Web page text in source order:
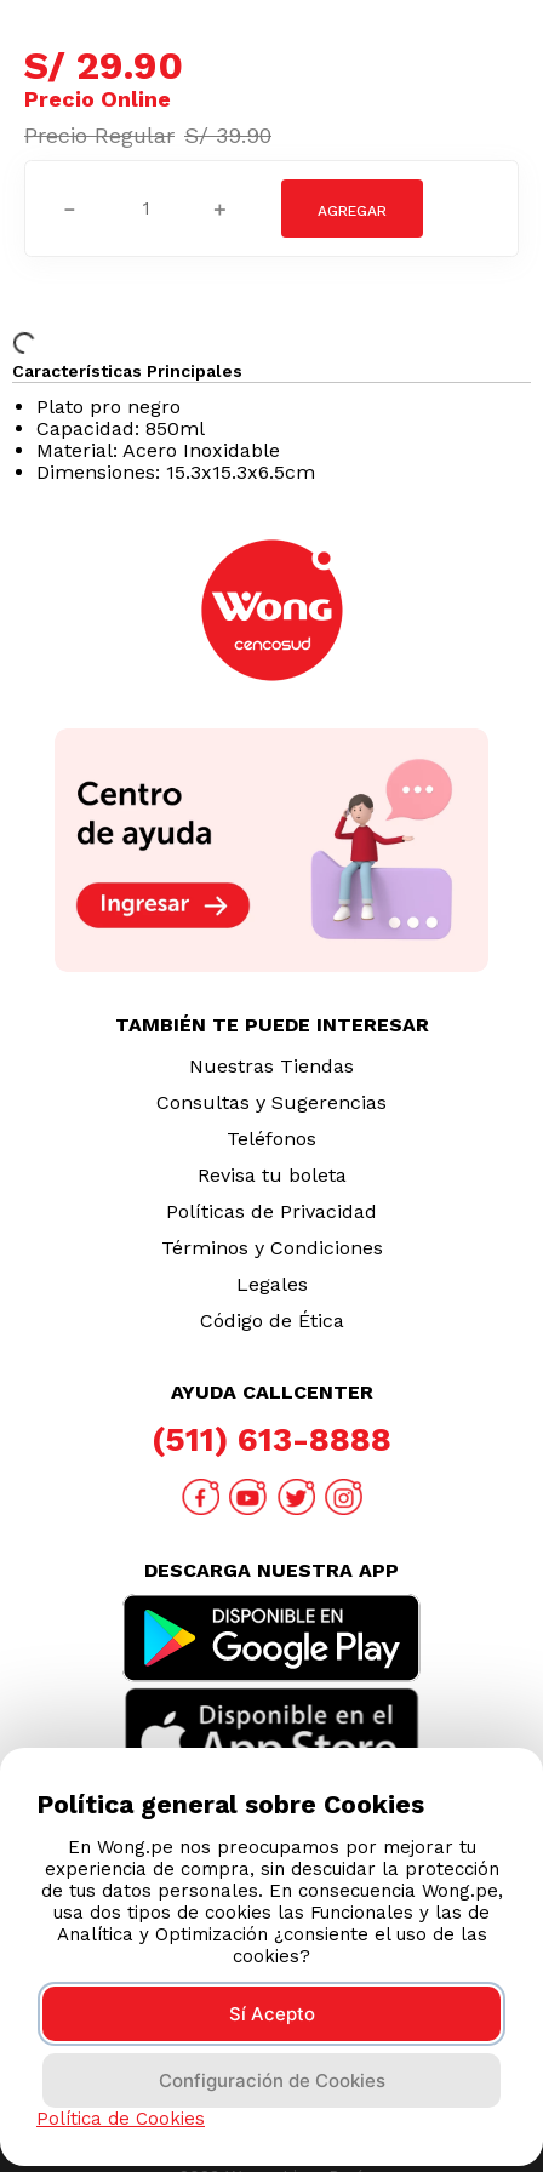
S/ 29.90
S/ 39.90
＋
－
Características Principales
Plato pro negro
Capacidad: 850ml
Material: Acero Inoxidable
Dimensiones: 15.3x15.3x6.5cm
TAMBIÉN TE PUEDE INTERESAR
Nuestras Tiendas
Consultas y Sugerencias
Teléfonos
Revisa tu boleta
Políticas de Privacidad
Términos y Condiciones
Legales
Código de Ética
AYUDA CALLCENTER
(511) 613-8888
DESCARGA NUESTRA APP
Esta tienda usa Niubiz para realizar transacciones
Política general sobre Cookies
En Wong.pe nos preocupamos por mejorar tu
experiencia de compra, sin descuidar la protección
de tus datos personales. En consecuencia Wong.pe,
usa dos tipos de cookies las Funcionales y las de
Analítica y Optimización ¿consiente el uso de las
cookies?
Sí Acepto
Configuración de Cookies
Política de Cookies